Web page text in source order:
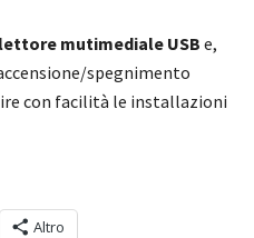
mutimediale USB e,
spegnimento
con facilità le installazioni
Altro